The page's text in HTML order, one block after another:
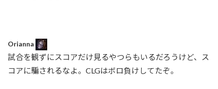
Orianna
試合を観ずにスコアだけ見るやつらもいるだろうけど、ス
コアに騙されるなよ。CLGはボロ負けしてたぞ。